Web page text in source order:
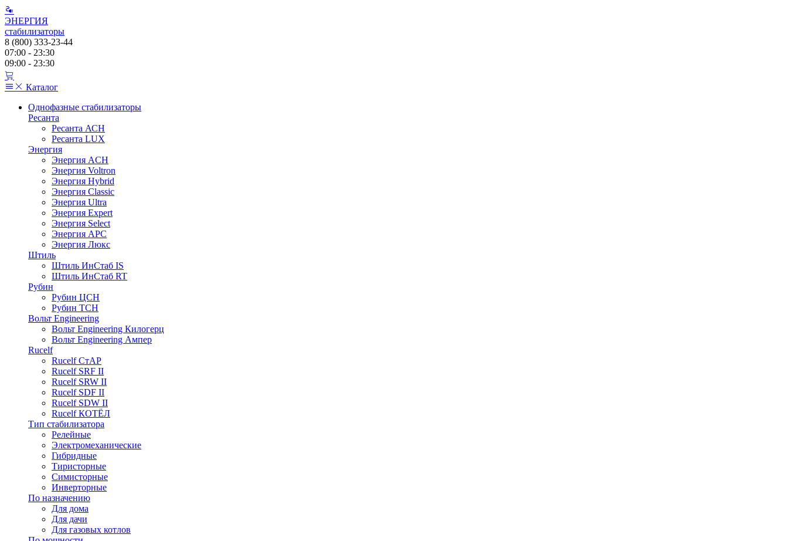
ЭНЕРГИЯ
стабилизаторы
8 (800) 333-23-44
07:00 - 23:30
09:00 - 23:30
Каталог
Однофазные стабилизаторы
Ресанта
Ресанта АСН
Ресанта LUX
Энергия
Энергия ACH
Энергия Voltron
Энергия Hybrid
Энергия Classic
Энергия Ultra
Энергия Expert
Энергия Select
Энергия АРС
Энергия Люкс
Штиль
Штиль ИнСтаб IS
Штиль ИнСтаб RT
Рубин
Рубин ЦСН
Рубин ТСН
Вольт Engineering
Вольт Engineering Килогерц
Вольт Engineering Ампер
Rucelf
Rucelf СтАР
Rucelf SRF II
Rucelf SRW II
Rucelf SDF II
Rucelf SDW II
Rucelf КОТЁЛ
Тип стабилизатора
Релейные
Электромеханические
Гибридные
Тиристорные
Симисторные
Инверторные
По назначению
Для дома
Для дачи
Для газовых котлов